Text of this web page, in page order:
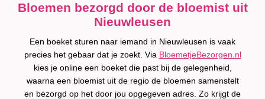
Bloemen bezorgd door de bloemist uit
Nieuwleusen
Een boeket sturen naar iemand in Nieuwleusen is vaak
precies het gebaar dat je zoekt. Via BloemetjeBezorgen.nl
kies je online een boeket die past bij de gelegenheid,
waarna een bloemist uit de regio de bloemen samenstelt
en bezorgd op het door jou opgegeven adres. Zo krijgt de